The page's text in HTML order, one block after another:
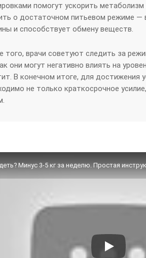
помогут ускорить
о достаточном питьевом режиме —
и способствует обмену веществ.
того, врачи советуют следить за
они могут негативно влиять на
В конечном итоге, для достижения
не только краткосрочное